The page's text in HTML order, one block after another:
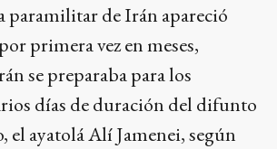
paramilitar de Irán apareció
primera vez en meses,
se preparaba para los
días de duración del difunto
el ayatolá Alí Jamenei, según